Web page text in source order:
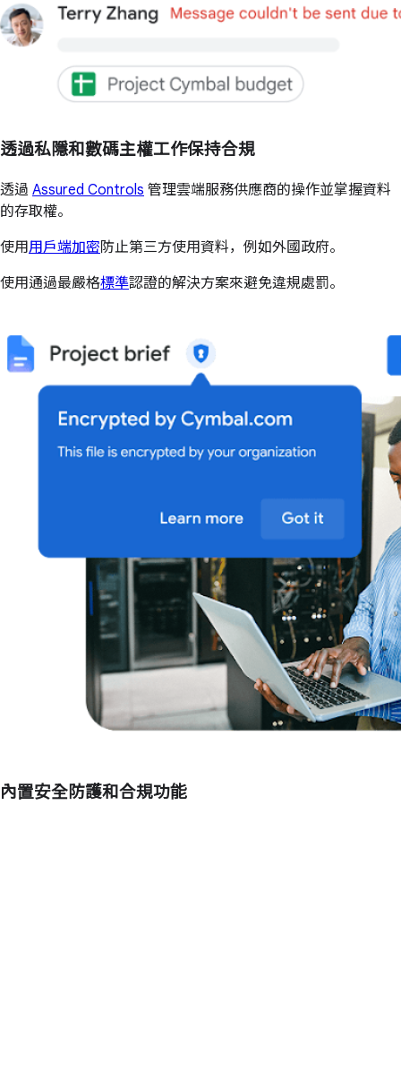
透過私隱和數碼主權工作保持合規
透過 Assured Controls 管理雲端服務供應商的操作並掌握資料
的存取權。
使用用戶端加密防止第三方使用資料，例如外國政府。
使用通過最嚴格標準認證的解決方案來避免違規處罰。
內置安全防護和合規功能